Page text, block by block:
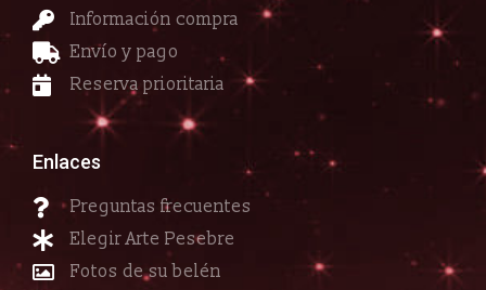
Información compra
Envío y pago
Reserva prioritaria
Enlaces
Preguntas frecuentes
Elegir Arte Pesebre
Fotos de su belén